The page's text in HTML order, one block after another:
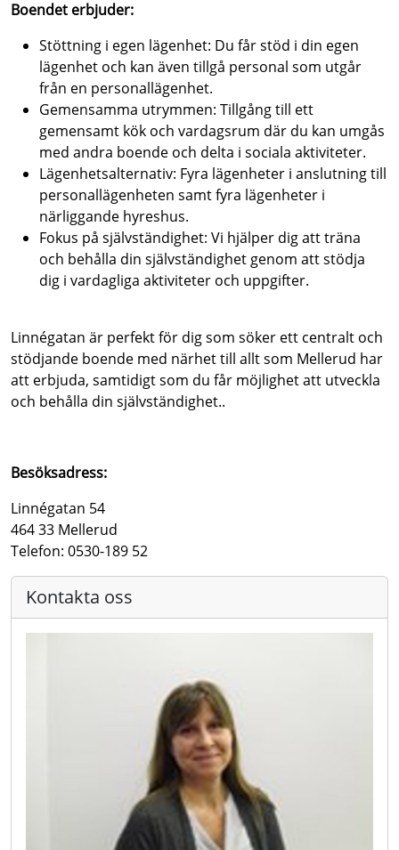
Boendet erbjuder:
Stöttning i egen lägenhet: Du får stöd i din egen
lägenhet och kan även tillgå personal som utgår
från en personallägenhet.
Gemensamma utrymmen: Tillgång till ett
gemensamt kök och vardagsrum där du kan umgås
med andra boende och delta i sociala aktiviteter.
Lägenhetsalternativ: Fyra lägenheter i anslutning till
personallägenheten samt fyra lägenheter i
närliggande hyreshus.
Fokus på självständighet: Vi hjälper dig att träna
och behålla din självständighet genom att stödja
dig i vardagliga aktiviteter och uppgifter.
Linnégatan är perfekt för dig som söker ett centralt och
stödjande boende med närhet till allt som Mellerud har
att erbjuda, samtidigt som du får möjlighet att utveckla
och behålla din självständighet..
Besöksadress:
Linnégatan 54
464 33 Mellerud
Telefon: 0530-189 52
Kontakta oss